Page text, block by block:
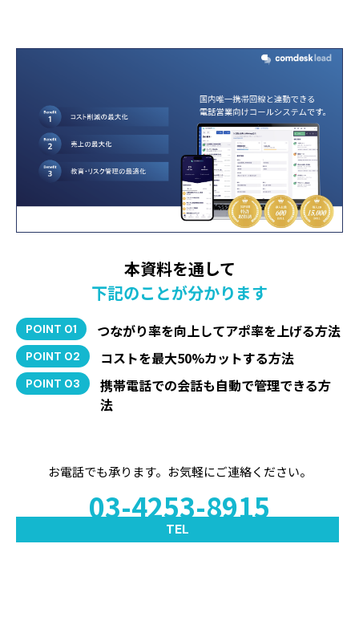
本資料を通して
下記のことが分かります
POINT 01 つながり率を向上してアポ率を上げる方法
POINT 02 コストを最大50%カットする方法
POINT 03
携帯電話での会話も自動で管理できる方
法
お電話でも承ります。お気軽にご連絡ください。
TEL
03-4253-8915